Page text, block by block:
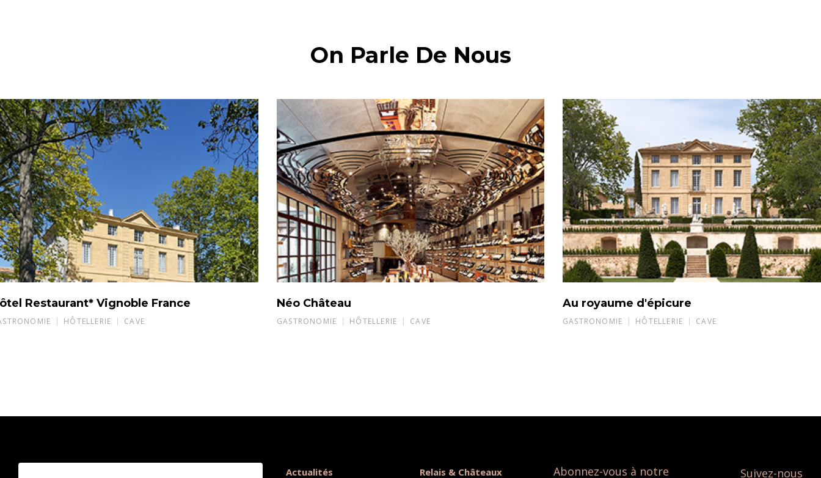
On Parle De Nous
Restaurant* Vignoble France
HÔTELLERIE CAVE
Néo Château
GASTRONOMIE HÔTELLERIE CAVE
Au royaume d'épicure
GASTRONOMIE HÔTELLERIE CAVE
Actualités Relais & Châteaux Abonnez-vous à notre Suivez-nous